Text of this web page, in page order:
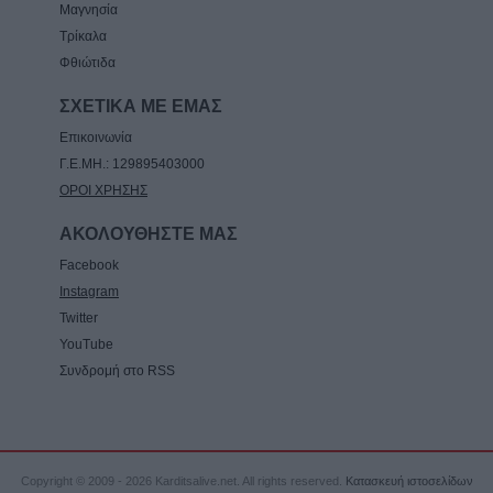
της υπόλοιπης Θεσσαλίας
8 Αυγούστου 2026, 22:58
ηλικιωμένος από πηγάδι σε οικισμό της
Μαγνησία
Τρίκαλα
Φθιώτιδα
ΣΧΕΤΙΚΑ ΜΕ ΕΜΑΣ
Επικοινωνία
Γ.Ε.ΜΗ.: 129895403000
ΟΡΟΙ ΧΡΗΣΗΣ
ΑΚΟΛΟΥΘΗΣΤΕ ΜΑΣ
Facebook
Instagram
Twitter
YouTube
Συνδρομή στο RSS
Copyright © 2009 - 2026 Karditsalive.net. All rights reserved. Κατασκευή ιστοσελίδων